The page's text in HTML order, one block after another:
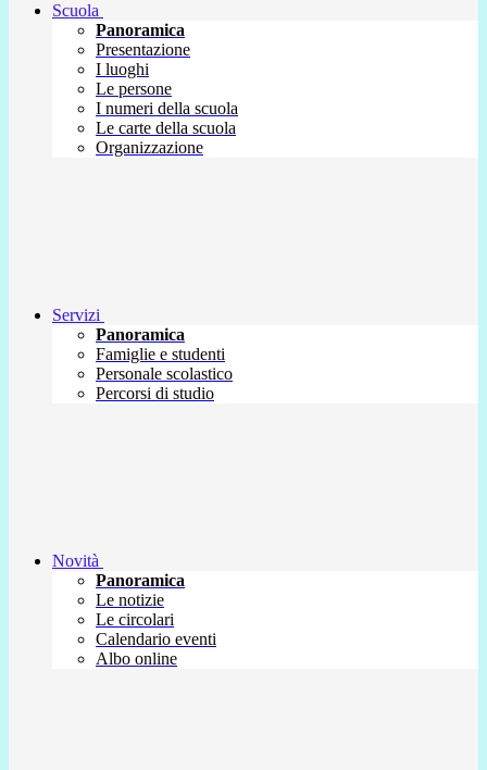
Scuola
Panoramica
Presentazione
I luoghi
Le persone
I numeri della scuola
Le carte della scuola
Organizzazione
Servizi
Panoramica
Famiglie e studenti
Personale scolastico
Percorsi di studio
Novità
Panoramica
Le notizie
Le circolari
Calendario eventi
Albo online